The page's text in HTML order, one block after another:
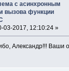
с асинхронным
вызова функции
03-2017, 12:10:24 »
Александр!!! Ваши